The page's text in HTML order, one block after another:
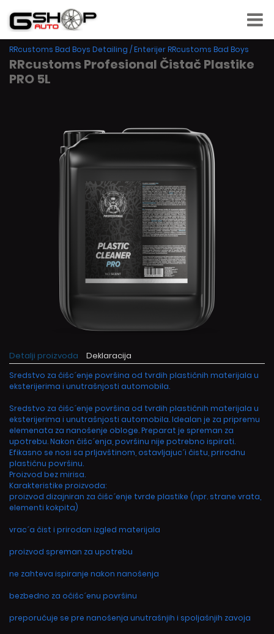
RRcustoms Bad Boys Detailing /Enterijer RRcustoms Bad Boys
RRcustoms Profesional Čistač Plastike
PRO 5L
Detalji proizvoda Deklaracija
Sredstvo za čišc´enje površina od tvrdih plastičnih materijala u
eksterijerima i unutrašnjosti automobila.
Sredstvo za čišc´enje površina od tvrdih plastičnih materijala u
eksterijerima i unutrašnjosti automobila. Idealan je za pripremu
elemenata za nanošenje obloge. Preparat je spreman za
upotrebu. Nakon čišc´enja, površinu nije potrebno ispirati.
Efikasno se nosi sa prljavštinom, ostavljajuc´i čistu, prirodnu
plastičnu površinu.
Proizvod bez mirisa.
Karakteristike proizvoda:
proizvod dizajniran za čišc´enje tvrde plastike (npr. strane vrata,
elementi kokpita)
vrac´a čist i prirodan izgled materijala
proizvod spreman za upotrebu
ne zahteva ispiranje nakon nanošenja
bezbedno za očišc´enu površinu
preporučuje se pre nanošenja unutrašnjih i spoljašnjih zavoja